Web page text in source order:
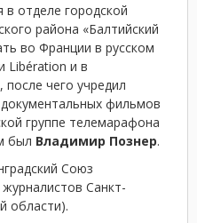
в отделе городской
района «Балтийский
во Франции в русском
Libération и в
чего учредил
фильмов
группе телемарафона
был Владимир Познер.
Союз
Санкт-
области).